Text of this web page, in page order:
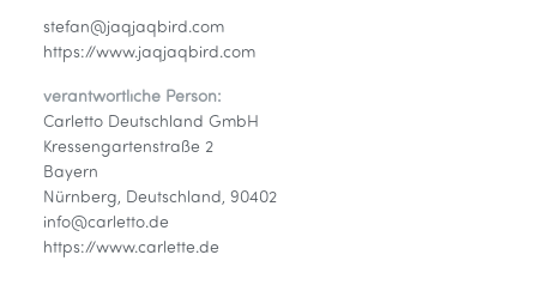
stefan@jaqjaqbird.com
https://www.jaqjaqbird.com
verantwortliche Person:
Carletto Deutschland GmbH
Kressengartenstraße 2
Bayern
Nürnberg, Deutschland, 90402
info@carletto.de
https://www.carlette.de